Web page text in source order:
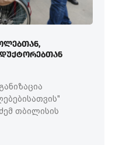
თბილისის